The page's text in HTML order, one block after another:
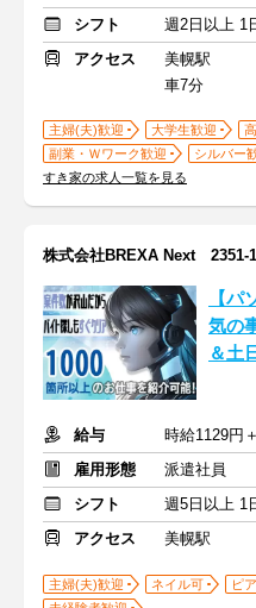
シフト
週2日以上 1
アクセス
美幌駅
車7分
主婦(夫)歓迎 大学生歓迎
副業・Ｗワーク歓迎
シルバー
すき家の求人一覧を見る
株式会社BREXA Next 2351-
【
気の
＆土
給与
時給1129円
雇用形態
派遣社員
シフト
週5日以上 1
アクセス
美幌駅
主婦(夫)歓迎 ネイル可 ピ